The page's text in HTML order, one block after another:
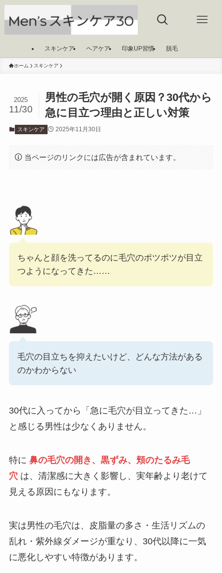
スキンケア ヘアケア 印象UP習慣 脱毛
ホーム スキンケア
男性の毛穴が開く原因？30代から
急に目立つ理由と正しい対策
2025
11/30
スキンケア 2025年11月30日
当ページのリンクには広告が含まれています。
ちゃんと顔を洗ってるのに毛穴のポツポツが目立
つようになってきた……
毛穴の目立ちを抑えたいけど、どんな方法がある
のかわからない
30代に入ってから「急に毛穴が目立ってきた…」
と感じる男性は少なくありません。
特に 鼻の毛穴の開き、黒ずみ、頬のたるみ毛
穴 は、清潔感に大きく影響し、実年齢より老けて
見える原因にもなります。
実は男性の毛穴は、皮脂量の多さ・生活リズムの
乱れ・紫外線ダメージが重なり、30代以降に一気
に悪化しやすい特徴があります。